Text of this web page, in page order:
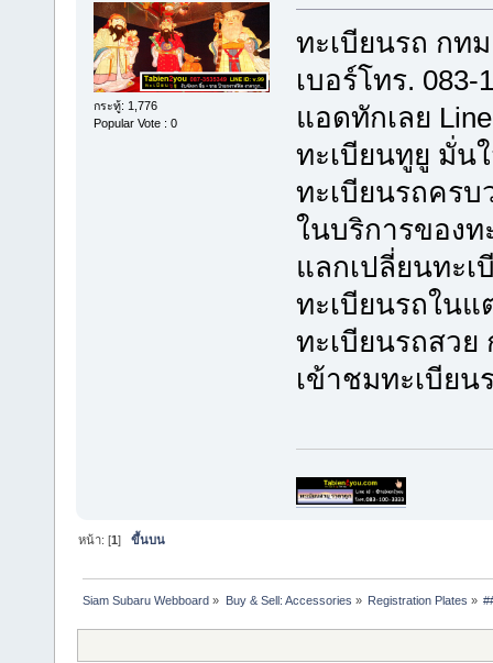
กระทู้: 1,776
Popular Vote : 0
ทะเบียนรถ กท
เบอร์โทร. 083-
แอดทักเลย
ทะเบียนทูยู มั่น
ทะเบียนรถครบ
ในบริการของท
แลกเปลี่ยนทะ
ทะเบียนรถในแ
ทะเบียนรถสวย
เข้าชมทะเบีย
หน้า: [1]ขึ้นบน
Siam Subaru Webboard » Buy & Sell: Accessories » Registration Plates »